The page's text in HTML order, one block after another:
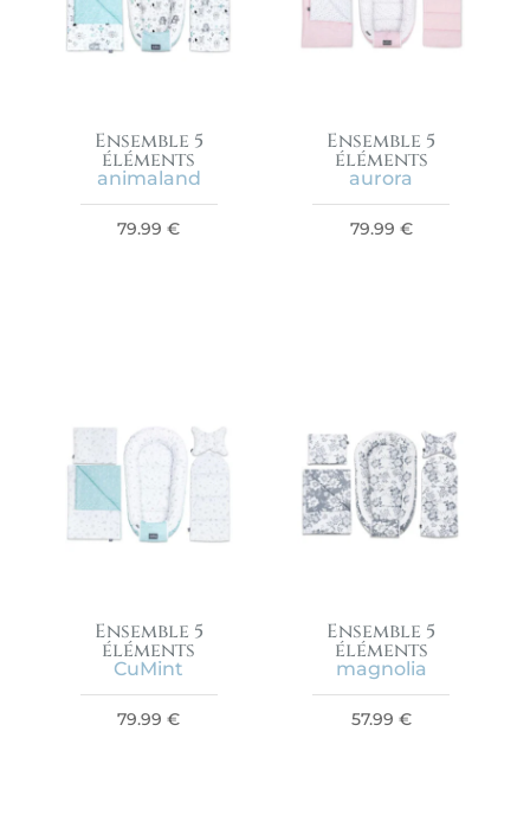
Ensemble 5
éléments
animaland
79.99€
Ensemble 5
éléments
aurora
79.99 €
Ensemble 5
éléments
CuMint
79.99€
Ensemble 5
éléments
magnolia
57.99 €